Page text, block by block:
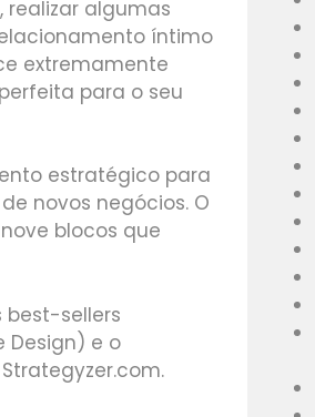
realizar algumas
íntimo
extremamente
para o seu
estratégico para
novos negócios. O
blocos que
best-sellers
Design) e o